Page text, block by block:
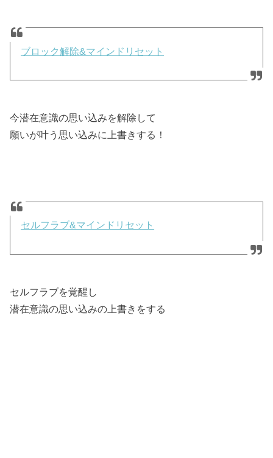
ブロック解除&マインドリセット
今潜在意識の思い込みを解除して
願いが叶う思い込みに上書きする！
セルフラブ&マインドリセット
セルフラブを覚醒し
潜在意識の思い込みの上書きをする